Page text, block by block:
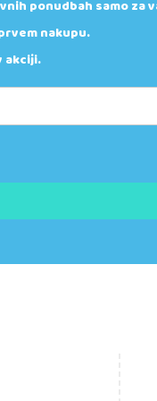
ponudbah samo za
nakupu.
akciji.